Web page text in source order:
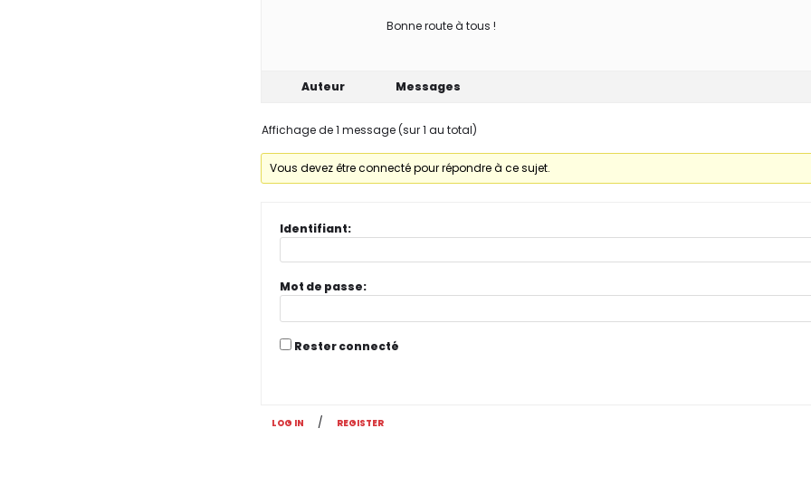
Bonne route à tous !
Auteur Messages
Affichage de 1 message (sur 1 au total)
Vous devez être connecté pour répondre à ce sujet.
Identifiant:
Mot de passe:
Rester connecté
LOG IN / REGISTER